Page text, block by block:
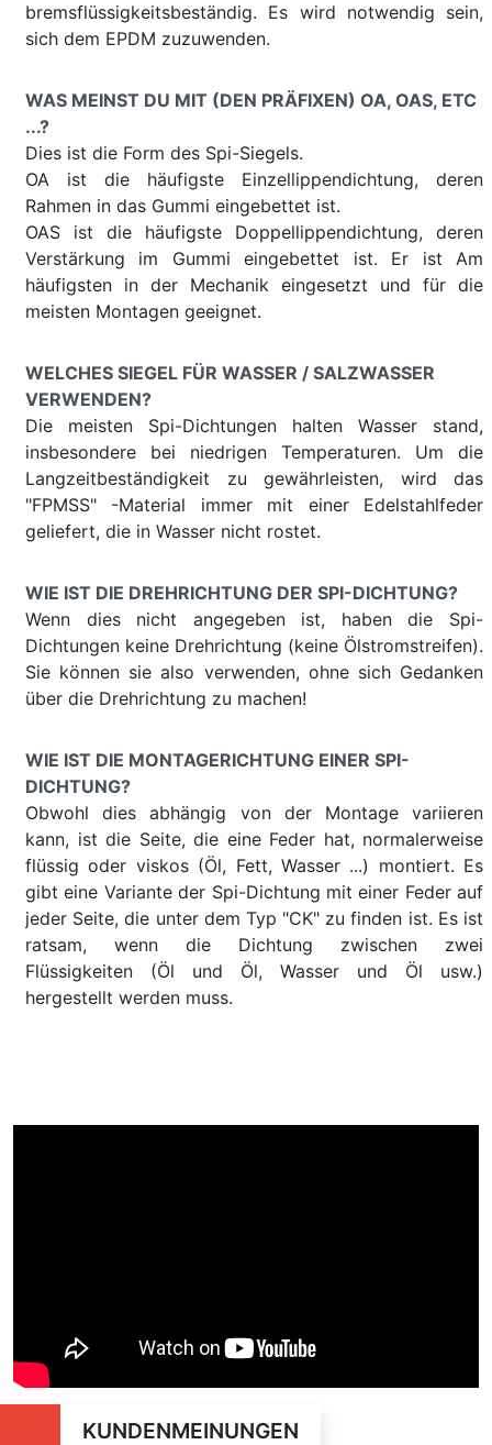
bremsflüssigkeitsbeständig. Es wird notwendig sein,
sich dem EPDM zuzuwenden.
WAS MEINST DU MIT (DEN PRÄFIXEN) OA, OAS, ETC
...?
Dies ist die Form des Spi-Siegels.
OA ist die häufigste Einzellippendichtung, deren
Rahmen in das Gummi eingebettet ist.
OAS ist die häufigste Doppellippendichtung, deren
Verstärkung im Gummi eingebettet ist. Er ist Am
häufigsten in der Mechanik eingesetzt und für die
meisten Montagen geeignet.
WELCHES SIEGEL FÜR WASSER / SALZWASSER
VERWENDEN?
Die meisten Spi-Dichtungen halten Wasser stand,
insbesondere bei niedrigen Temperaturen. Um die
Langzeitbeständigkeit zu gewährleisten, wird das
"FPMSS" -Material immer mit einer Edelstahlfeder
geliefert, die in Wasser nicht rostet.
WIE IST DIE DREHRICHTUNG DER SPI-DICHTUNG?
Wenn dies nicht angegeben ist, haben die Spi-
Dichtungen keine Drehrichtung (keine Ölstromstreifen).
Sie können sie also verwenden, ohne sich Gedanken
über die Drehrichtung zu machen!
WIE IST DIE MONTAGERICHTUNG EINER SPI-
DICHTUNG?
Obwohl dies abhängig von der Montage variieren
kann, ist die Seite, die eine Feder hat, normalerweise
flüssig oder viskos (Öl, Fett, Wasser ...) montiert. Es
gibt eine Variante der Spi-Dichtung mit einer Feder auf
jeder Seite, die unter dem Typ "CK" zu finden ist. Es ist
ratsam, wenn die Dichtung zwischen zwei
Flüssigkeiten (Öl und Öl, Wasser und Öl usw.)
hergestellt werden muss.
KUNDENMEINUNGEN